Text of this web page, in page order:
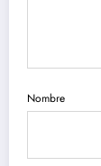
Nombre